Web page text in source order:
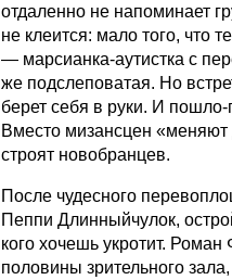
отдаленно не напоминает
не клеится: мало того, что
— марсианка-аутистка с
же подслеповатая. Но
берет себя в руки. И
Вместо мизансцен «меняют
строят новобранцев.
После чудесного
Пеппи Длинныйчулок,
кого хочешь укротит.
половины зрительного